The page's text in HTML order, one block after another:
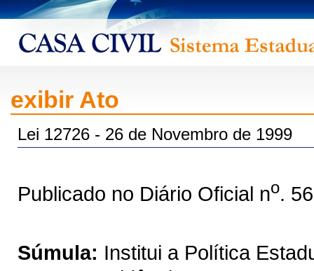
exibir Ato
Lei 12726 - 26 de Novembro de 1999
Publicado no Diário Oficial no.
Súmula: Institui a Política